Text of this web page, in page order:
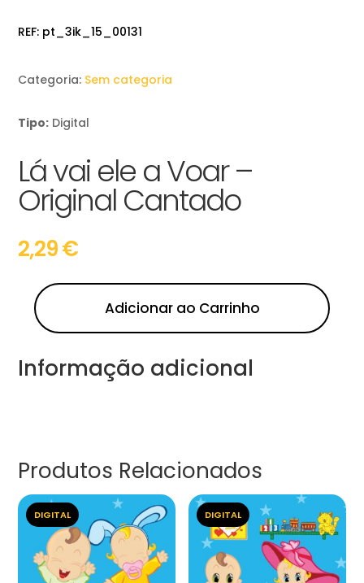
REF: pt_3ik_15_00131
Categoria: Sem categoria
Tipo: Digital
Lá vai ele a Voar –
Original Cantado
2,29€
Adicionar ao Carrinho
Informação adicional
Produtos Relacionados
DIGITAL DIGITAL